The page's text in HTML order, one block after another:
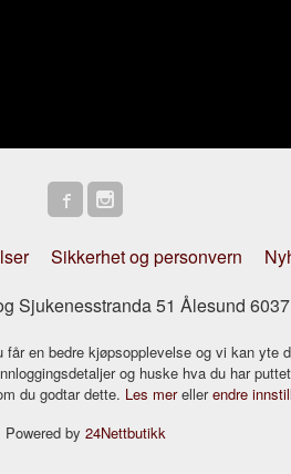
Sikkerhet og personvern
Sjukenesstranda 51 Ålesund
en bedre kjøpsopplevelse og vi kan yte
og huske hva du har
du godtar dette. Les merellerendre
Powered by 24Nettbutikk